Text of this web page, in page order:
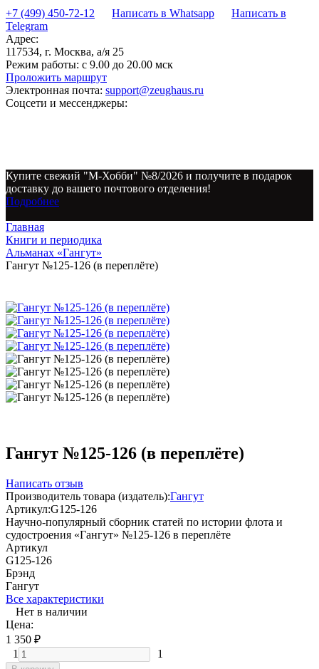
+7 (499) 450-72-12
Написать в Whatsapp
Написать в
Telegram
Адрес:
117534, г. Москва, а/я 25
Режим работы: с 9.00 до 20.00 мск
Проложить маршрут
Электронная почта: support@zeughaus.ru
Соцсети и мессенджеры:
Купите свежий "М-Хобби" №8/2026 и получите в подарок
доставку до вашего почтового отделения!
Подробнее
Главная
Книги и периодика
Альманах «Гангут»
Гангут №125-126 (в переплёте)
Гангут №125-126 (в переплёте)
Написать отзыв
Производитель товара (издатель):Гангут
Артикул:G125-126
Научно-популярный сборник статей по истории флота и
судостроения «Гангут» №125-126 в переплёте
Артикул
G125-126
Брэнд
Гангут
Все характеристики
Нет в наличии
Цена:
1 350 ₽
1
1